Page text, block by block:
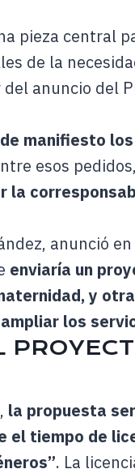
pieza central
de la
anuncio del
manifiesto
esos pedidos,
la
anunció
enviaría un
y
los
, la propuesta
el tiempo de
. La